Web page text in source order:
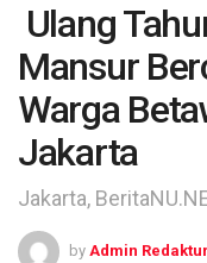
Ulang
Mansur
Warga
Jakarta
Jakarta,
by Admin Redaktur